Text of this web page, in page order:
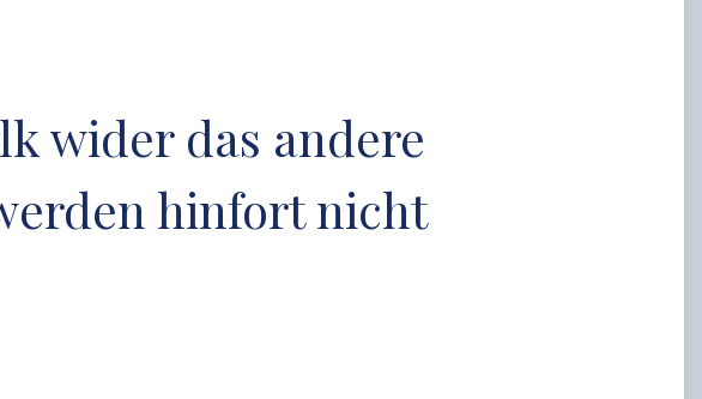
wider das andere
hinfort nicht